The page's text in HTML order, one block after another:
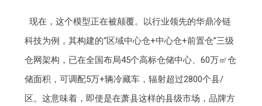
现在，这个模型正在被颠覆。以行业领先的华鼎冷链
科技为例，其构建的“区域中心仓+中心仓+前置仓”三级
仓网架构，已在全国布局45个高标仓储中心、60万㎡仓
储面积，可调配5万+辆冷藏车，辐射超过2800个县/
区。这意味着，即使是在萧县这样的县级市场，品牌方